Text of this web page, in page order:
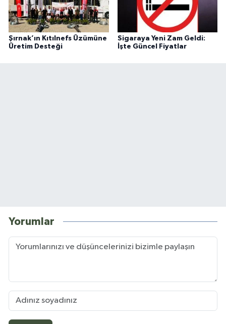
Şırnak’ın Kıtılnefs Üzümüne
Üretim Desteği
Sigaraya Yeni Zam Geldi:
İşte Güncel Fiyatlar
Yorumlar